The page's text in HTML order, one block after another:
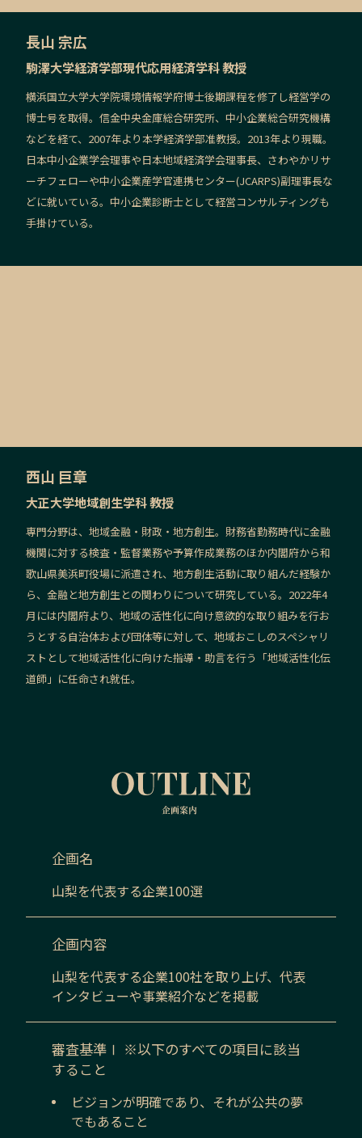
長山 宗広
駒澤大学経済学部現代応用経済学科 教授
横浜国立大学大学院環境情報学府博士後期課程を修了し経営学の
博士号を取得。信金中央金庫総合研究所、中小企業総合研究機構
などを経て、2007年より本学経済学部准教授。2013年より現職。
日本中小企業学会理事や日本地域経済学会理事長、さわやかリサ
ーチフェローや中小企業産学官連携センター(JCARPS)副理事長な
どに就いている。中小企業診断士として経営コンサルティングも
手掛けている。
西山 巨章
大正大学地域創生学科 教授
専門分野は、地域金融・財政・地方創生。財務省勤務時代に金融
機関に対する検査・監督業務や予算作成業務のほか内閣府から和
歌山県美浜町役場に派遣され、地方創生活動に取り組んだ経験か
ら、金融と地方創生との関わりについて研究している。2022年4
月には内閣府より、地域の活性化に向け意欲的な取り組みを行お
うとする自治体および団体等に対して、地域おこしのスペシャリ
ストとして地域活性化に向けた指導・助言を行う「地域活性化伝
道師」に任命され就任。
企画名
山梨を代表する企業100選
企画内容
山梨を代表する企業100社を取り上げ、代表
インタビューや事業紹介などを掲載
審査基準Ⅰ ※以下のすべての項目に該当
すること
ビジョンが明確であり、それが公共の夢
でもあること